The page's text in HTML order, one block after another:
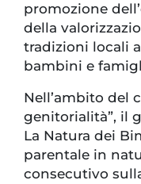
promozione
della
tradizioni locali
bambini e
Nell’ambito del
genitorialità”, il
La Natura dei
parentale in
consecutivo